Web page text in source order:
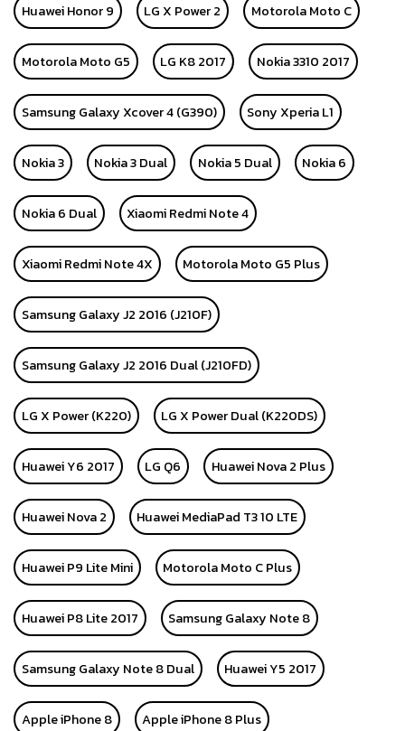
Huawei Honor 9 LG X Power 2 Motorola Moto C
Motorola Moto G5 LG K8 2017 Nokia 3310 2017
Samsung Galaxy Xcover 4 (G390) Sony Xperia L1
Nokia 3 Nokia 3 Dual Nokia 5 Dual Nokia 6
Nokia 6 Dual Xiaomi Redmi Note 4
Xiaomi Redmi Note 4X Motorola Moto G5 Plus
Samsung Galaxy J2 2016 (J210F)
Samsung Galaxy J2 2016 Dual (J210FD)
LG X Power (K220) LG X Power Dual (K220DS)
Huawei Y6 2017 LG Q6 Huawei Nova 2 Plus
Huawei Nova 2 Huawei MediaPad T3 10 LTE
Huawei P9 Lite Mini Motorola Moto C Plus
Huawei P8 Lite 2017 Samsung Galaxy Note 8
Samsung Galaxy Note 8 Dual Huawei Y5 2017
Apple iPhone 8 Apple iPhone 8 Plus